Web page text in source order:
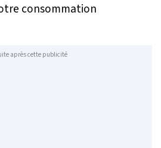
consommation
après cette publicité